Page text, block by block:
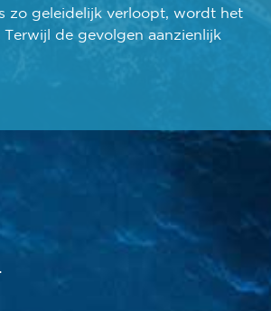
zo geleidelijk verloopt, wordt het
de gevolgen aanzienlijk